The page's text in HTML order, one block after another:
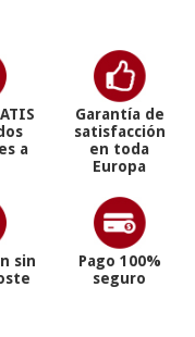
a
Garantía de
satisfacción
en toda
Europa
sin
Pago 100%
seguro